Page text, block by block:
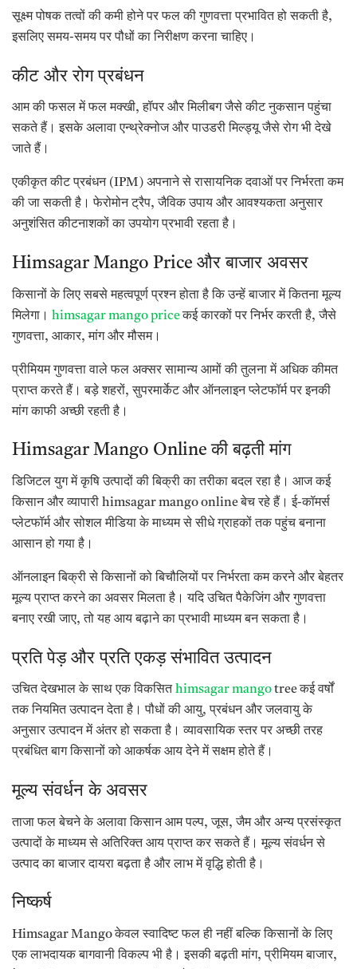
सूक्ष्म पोषक तत्वों की कमी होने पर फल की गुणवत्ता प्रभावित हो सकती है,
इसलिए समय-समय पर पौधों का निरीक्षण करना चाहिए।
कीट और रोग प्रबंधन
आम की फसल में फल मक्खी, हॉपर और मिलीबग जैसे कीट नुकसान पहुंचा
सकते हैं। इसके अलावा एन्थ्रेक्नोज और पाउडरी मिल्ड्यू जैसे रोग भी देखे
जाते हैं।
एकीकृत कीट प्रबंधन (IPM) अपनाने से रासायनिक दवाओं पर निर्भरता कम
की जा सकती है। फेरोमोन ट्रैप, जैविक उपाय और आवश्यकता अनुसार
अनुशंसित कीटनाशकों का उपयोग प्रभावी रहता है।
Himsagar Mango Price और बाजार अवसर
किसानों के लिए सबसे महत्वपूर्ण प्रश्न होता है कि उन्हें बाजार में कितना मूल्य
मिलेगा। himsagar mango priceकई कारकों पर निर्भर करती है, जैसे
गुणवत्ता, आकार, मांग और मौसम।
प्रीमियम गुणवत्ता वाले फल अक्सर सामान्य आमों की तुलना में अधिक कीमत
प्राप्त करते हैं। बड़े शहरों, सुपरमार्केट और ऑनलाइन प्लेटफॉर्म पर इनकी
मांग काफी अच्छी रहती है।
Himsagar Mango Online की बढ़ती मांग
डिजिटल युग में कृषि उत्पादों की बिक्री का तरीका बदल रहा है। आज कई
किसान और व्यापारी himsagar mango online बेच रहे हैं। ई-कॉमर्स
प्लेटफॉर्म और सोशल मीडिया के माध्यम से सीधे ग्राहकों तक पहुंच बनाना
आसान हो गया है।
ऑनलाइन बिक्री से किसानों को बिचौलियों पर निर्भरता कम करने और बेहतर
मूल्य प्राप्त करने का अवसर मिलता है। यदि उचित पैकेजिंग और गुणवत्ता
बनाए रखी जाए, तो यह आय बढ़ाने का प्रभावी माध्यम बन सकता है।
प्रति पेड़ और प्रति एकड़ संभावित उत्पादन
उचित देखभाल के साथ एक विकसितhimsagar mangotree कई वर्षों
तक नियमित उत्पादन देता है। पौधों की आयु, प्रबंधन और जलवायु के
अनुसार उत्पादन में अंतर हो सकता है। व्यावसायिक स्तर पर अच्छी तरह
प्रबंधित बाग किसानों को आकर्षक आय देने में सक्षम होते हैं।
मूल्य संवर्धन के अवसर
ताजा फल बेचने के अलावा किसान आम पल्प, जूस, जैम और अन्य प्रसंस्कृत
उत्पादों के माध्यम से अतिरिक्त आय प्राप्त कर सकते हैं। मूल्य संवर्धन से
उत्पाद का बाजार दायरा बढ़ता है और लाभ में वृद्धि होती है।
निष्कर्ष
Himsagar Mango केवल स्वादिष्ट फल ही नहीं बल्कि किसानों के लिए
एक लाभदायक बागवानी विकल्प भी है। इसकी बढ़ती मांग, प्रीमियम बाजार,